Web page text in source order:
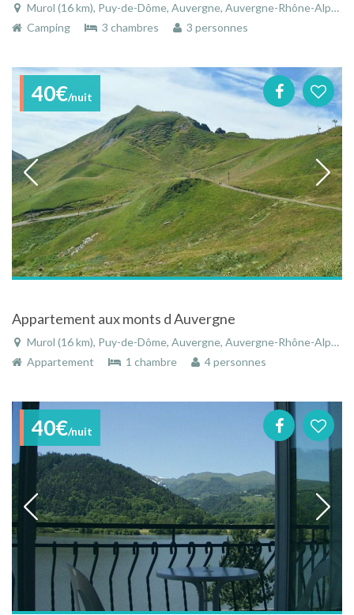
Murol (16 km), Puy-de-Dôme, Auvergne, Auvergne-Rhône-Alpes, France
Camping
3 chambres 3 personnes
40€/nuit
Appartement aux monts d Auvergne
Murol (16 km), Puy-de-Dôme, Auvergne, Auvergne-Rhône-Alpes, France
Appartement
1 chambre 4 personnes
40€/nuit